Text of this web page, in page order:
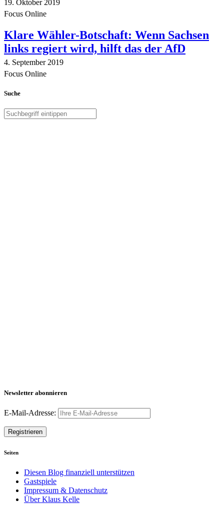
19. Oktober 2019
Focus Online
Klare Wähler-Botschaft: Wenn Sachsen
links regiert wird, hilft das der AfD
4. September 2019
Focus Online
Suche
Newsletter abonnieren
E-Mail-Adresse:
Seiten
Diesen Blog finanziell unterstützen
Gastspiele
Impressum & Datenschutz
Über Klaus Kelle